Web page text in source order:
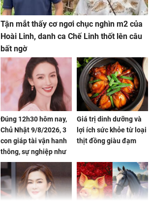
Tận mắt thấy cơ ngơi chục nghìn m2 của
Hoài Linh, danh ca Chế Linh thốt lên câu
bất ngờ
Đúng 12h30 hôm nay,
Chủ Nhật 9/8/2026, 3
con giáp tài vận hanh
thông, sự nghiệp như
'cá chép hóa Rồng', vét
cạn lộc lá trong thiên
hạ
Giá trị dinh dưỡng và
lợi ích sức khỏe từ loại
thịt đồng giàu đạm